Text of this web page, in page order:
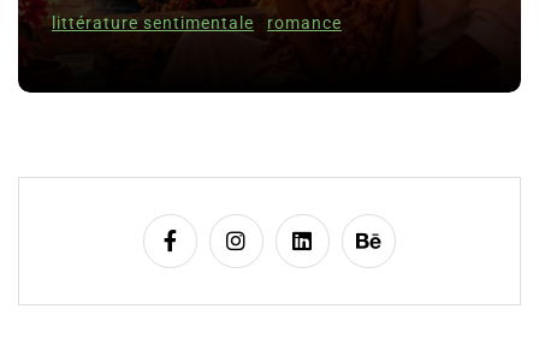
littérature sentimentale romance